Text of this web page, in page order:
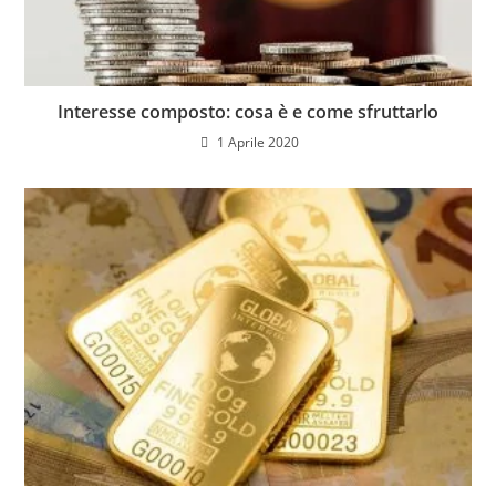
Interesse composto: cosa è e come sfruttarlo
1 Aprile 2020